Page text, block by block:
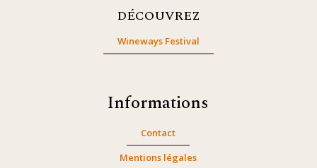
DÉCOUVREZ
Wineways Festival
Informations
Contact
Mentions légales